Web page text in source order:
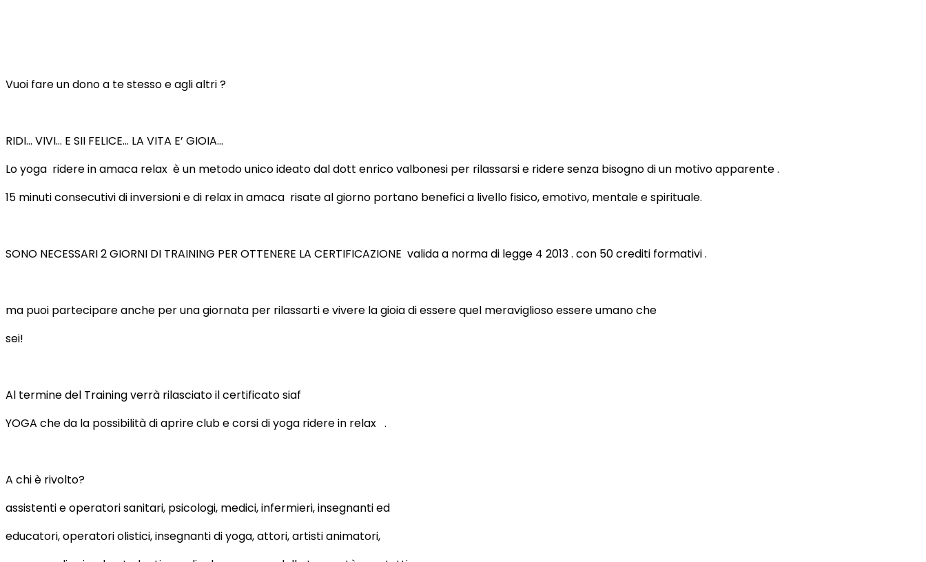
Vuoi fare un dono a te stesso e agli altri ?
RIDI… VIVI… E SII FELICE… LA VITA E’ GIOIA…
Lo yoga ridere in amaca relax è un metodo unico ideato dal dott enrico valbonesi per rilassarsi e ridere senza bisogno di un motivo apparente .
15 minuti consecutivi di inversioni e di relax in amaca risate al giorno portano benefici a livello fisico, emotivo, mentale e spirituale.
SONO NECESSARI 2 GIORNI DI TRAINING PER OTTENERE LA CERTIFICAZIONE valida a norma di legge 4 2013 . con 50 crediti formativi .
ma puoi partecipare anche per una giornata per rilassarti e vivere la gioia di essere quel meraviglioso essere umano che
sei!
Al termine del Training verrà rilasciato il certificato siaf
YOGA che da la possibilità di aprire club e corsi di yoga ridere in relax .
A chi è rivolto?
assistenti e operatori sanitari, psicologi, medici, infermieri, insegnanti ed
educatori, operatori olistici, insegnanti di yoga, attori, artisti animatori,